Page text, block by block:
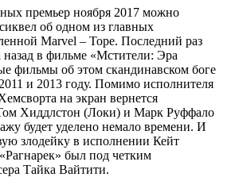
премьер ноября 2017 можно
об одном из главных
Marvel – Торе. Последний раз
в фильме «Мстители: Эра
фильмы об этом скандинавском боге
и 2013 году. Помимо исполнителя
на экран вернется
Хиддлстон (Локи) и Марк Руффало
будет уделено немало времени. И
злодейку в исполнении Кейт
был под четким
Тайка Вайтити.